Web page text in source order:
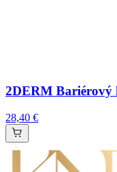
2DERM Bariérový
28,40 €